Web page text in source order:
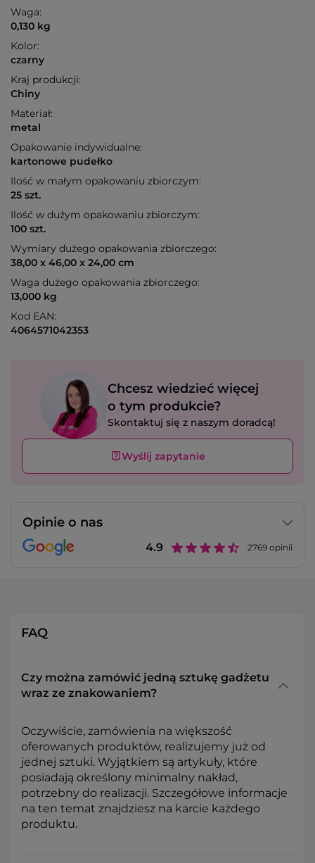
Waga:
0,130 kg
Kolor:
czarny
Kraj produkcji:
Chiny
Materiał:
metal
Opakowanie indywidualne:
kartonowe pudełko
Ilość w małym opakowaniu zbiorczym:
25 szt.
Ilość w dużym opakowaniu zbiorczym:
100 szt.
Wymiary dużego opakowania zbiorczego:
38,00 x 46,00 x 24,00 cm
Waga dużego opakowania zbiorczego:
13,000 kg
Kod EAN:
4064571042353
Chcesz wiedzieć więcej
o tym produkcie?
Skontaktuj się z naszym doradcą!
Wyślij zapytanie
Opinie o nas
4.9 2769 opinii
FAQ
Czy można zamówić jedną sztukę gadżetu
wraz ze znakowaniem?
Oczywiście, zamówienia na większość
oferowanych produktów, realizujemy już od
jednej sztuki. Wyjątkiem są artykuły, które
posiadają określony minimalny nakład,
potrzebny do realizacji. Szczegółowe informacje
na ten temat znajdziesz na karcie każdego
produktu.